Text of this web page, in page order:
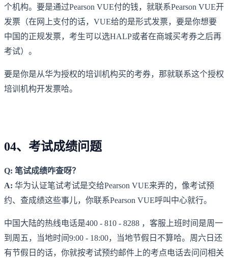
个机构。要是通过Pearson VUE付的钱，就联系Pearson VUE开
发票（在网上支付的话，VUE给的是形式发票，要是你想要
中国的正规发票，考生可以选HALP或者在商城买考券之后再
考试）。
要是你是从华为授权的培训机构买的考券，那就联系这个授权
培训机构开发票哈。
04、考试成绩问题
Q: 笔试成绩咋查呀？
A: 华为认证笔试考试是交给Pearson VUE来弄的，像考试预
约、查成绩这些事儿，你联系Pearson VUE呼叫中心就行。
中国大陆的热线电话是400 - 810 - 8288 ，客服上班时间是周一
到周五，当地时间9:00 - 18:00，当地节假日不算哈。周六日还
有节假日的话，你就按考试预约邮件上的考点电话去问问相关